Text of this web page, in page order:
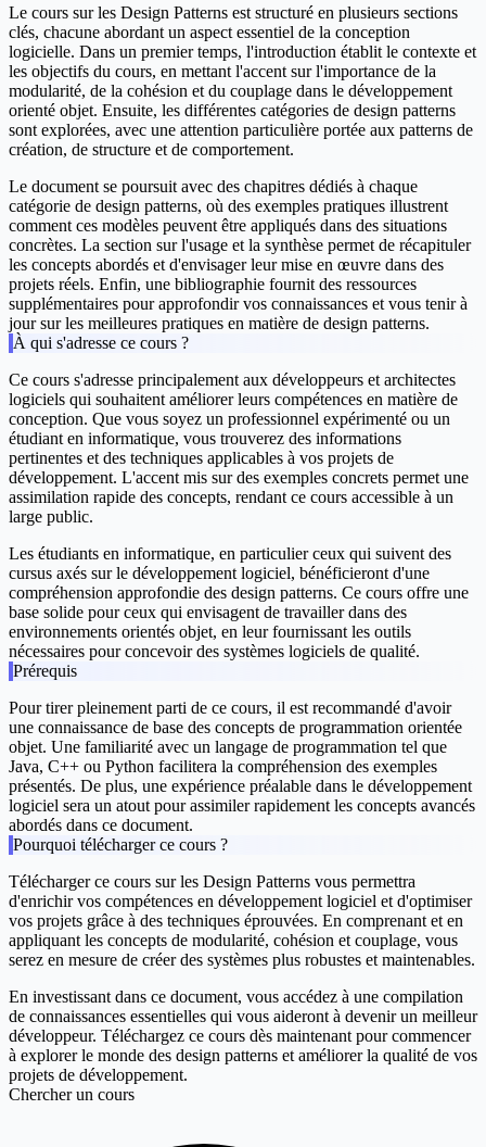
Le cours sur les Design Patterns est structuré en plusieurs sections
clés, chacune abordant un aspect essentiel de la conception
logicielle. Dans un premier temps, l'introduction établit le contexte et
les objectifs du cours, en mettant l'accent sur l'importance de la
modularité, de la cohésion et du couplage dans le développement
orienté objet. Ensuite, les différentes catégories de design patterns
sont explorées, avec une attention particulière portée aux patterns de
création, de structure et de comportement.
Le document se poursuit avec des chapitres dédiés à chaque
catégorie de design patterns, où des exemples pratiques illustrent
comment ces modèles peuvent être appliqués dans des situations
concrètes. La section sur l'usage et la synthèse permet de récapituler
les concepts abordés et d'envisager leur mise en œuvre dans des
projets réels. Enfin, une bibliographie fournit des ressources
supplémentaires pour approfondir vos connaissances et vous tenir à
jour sur les meilleures pratiques en matière de design patterns.
À qui s'adresse ce cours ?
Ce cours s'adresse principalement aux développeurs et architectes
logiciels qui souhaitent améliorer leurs compétences en matière de
conception. Que vous soyez un professionnel expérimenté ou un
étudiant en informatique, vous trouverez des informations
pertinentes et des techniques applicables à vos projets de
développement. L'accent mis sur des exemples concrets permet une
assimilation rapide des concepts, rendant ce cours accessible à un
large public.
Les étudiants en informatique, en particulier ceux qui suivent des
cursus axés sur le développement logiciel, bénéficieront d'une
compréhension approfondie des design patterns. Ce cours offre une
base solide pour ceux qui envisagent de travailler dans des
environnements orientés objet, en leur fournissant les outils
nécessaires pour concevoir des systèmes logiciels de qualité.
Prérequis
Pour tirer pleinement parti de ce cours, il est recommandé d'avoir
une connaissance de base des concepts de programmation orientée
objet. Une familiarité avec un langage de programmation tel que
Java, C++ ou Python facilitera la compréhension des exemples
présentés. De plus, une expérience préalable dans le développement
logiciel sera un atout pour assimiler rapidement les concepts avancés
abordés dans ce document.
Pourquoi télécharger ce cours ?
Télécharger ce cours sur les Design Patterns vous permettra
d'enrichir vos compétences en développement logiciel et d'optimiser
vos projets grâce à des techniques éprouvées. En comprenant et en
appliquant les concepts de modularité, cohésion et couplage, vous
serez en mesure de créer des systèmes plus robustes et maintenables.
En investissant dans ce document, vous accédez à une compilation
de connaissances essentielles qui vous aideront à devenir un meilleur
développeur. Téléchargez ce cours dès maintenant pour commencer
à explorer le monde des design patterns et améliorer la qualité de vos
projets de développement.
Chercher un cours